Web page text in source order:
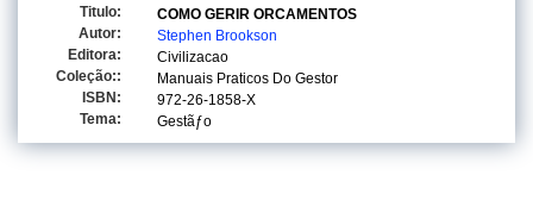
Titulo:
COMO GERIR ORCAMENTOS
Autor:
Stephen Brookson
Editora:
Civilizacao
Coleção::
Manuais Praticos Do Gestor
ISBN:
972-26-1858-X
Tema:
Gestãƒo